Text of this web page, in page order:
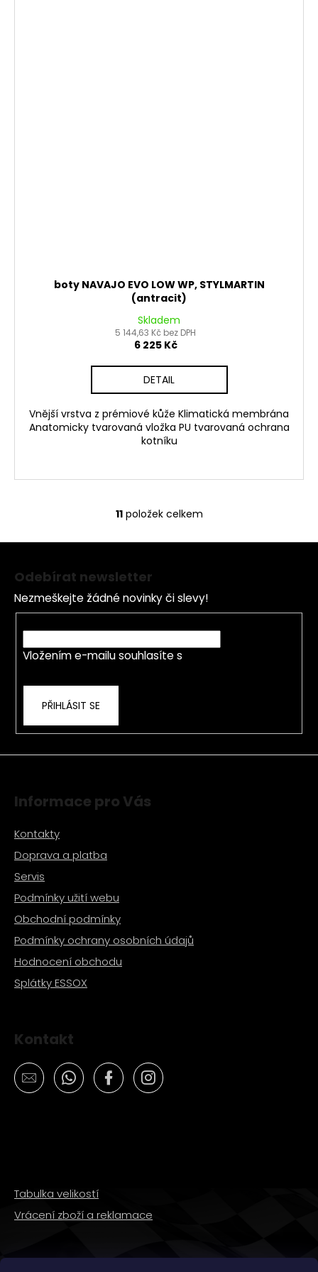
boty NAVAJO EVO LOW WP, STYLMARTIN
(antracit)
Skladem
5 144,63 Kč bez DPH
6 225 Kč
DETAIL
Vnější vrstva z prémiové kůže Klimatická membrána
Anatomicky tvarovaná vložka PU tvarovaná ochrana
kotníku
O
v
a
c
í
p
r
ý
p
11položek celkem
Z
Odebírat newsletter
Nezmeškejte žádné novinky či slevy!
Vložením e-mailu souhlasíte s
PŘIHLÁSIT SE
Informace pro Vás
Kontakty
Doprava a platba
Servis
Podmínky užití webu
Obchodní podmínky
Podmínky ochrany osobních údajů
Hodnocení obchodu
Splátky ESSOX
Kontakt
Tabulka velikostí
Vrácení zboží a reklamace